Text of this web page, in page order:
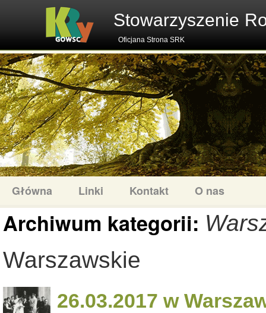
Stowarzyszenie
Oficjana Strona SRK
Główna Linki Kontakt O nas
Archiwum kategorii:
Warszawskie
26.03.2017 w